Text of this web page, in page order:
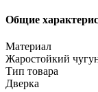
Общие
Материал
Жаростойкий
Тип товара
Дверка